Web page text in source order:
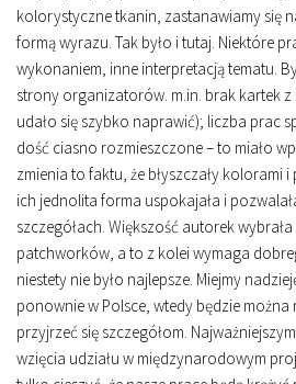
kolorystyczne tkanin, zastanawiamy się
formą wyrazu. Tak było i tutaj. Niektóre
wykonaniem, inne interpretacją tematu.
strony organizatorów. m.in. brak kartek z
udało się szybko naprawić); liczba prac
dość ciasno rozmieszczone – to miało
zmienia to faktu, że błyszczały kolorami
ich jednolita forma uspokajała i
szczegółach. Większość autorek
patchworków, a to z kolei wymaga
niestety nie było najlepsze. Miejmy
ponownie w Polsce, wtedy będzie
przyjrzeć się szczegółom.
wzięcia udziału w międzynarodowym